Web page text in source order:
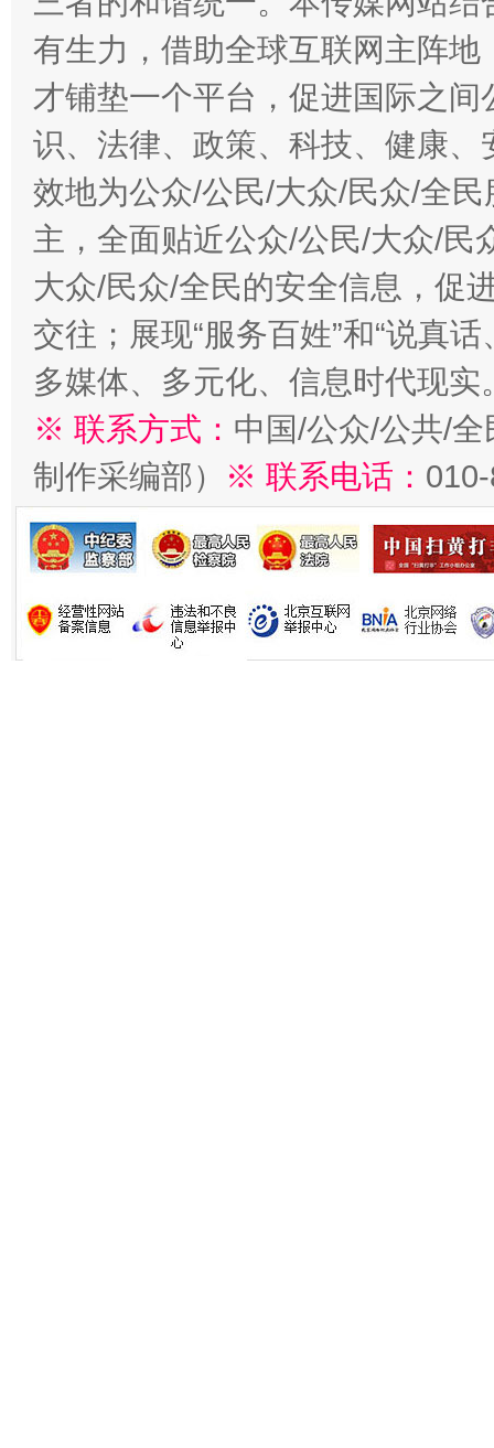
有生力，借助全球互联网主阵
才铺垫一个平台，促进国际之
识、法律、政策、科技、健康
效地为公众/公民/大众/民众/全
主，全面贴近公众/公民/大众/民
大众/民众/全民的安全信息，促
交往；展现“服务百姓”和“说真
多媒体、多元化、信息时代现实
※ 联系方式： 中国/公众/公共/
制作采编部）
※ 联系电话：